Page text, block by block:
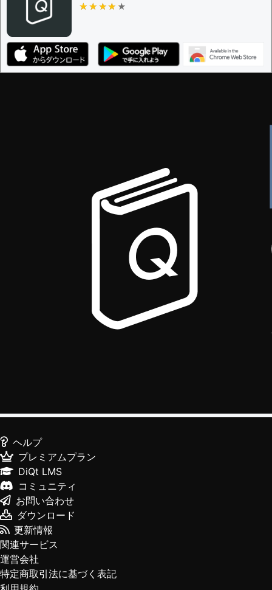
編集ガイドライン
★★★★★
★★★★★
ヘルプ
プレミアムプラン
DiQt LMS
コミュニティ
お問い合わせ
ダウンロード
更新情報
関連サービス
運営会社
特定商取引法に基づく表記